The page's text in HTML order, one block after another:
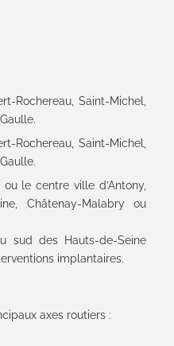
Rochereau, Saint-Michel,
Rochereau, Saint-Michel,
le centre ville d’Antony,
Châtenay-Malabry ou
sud des Hauts-de-Seine
implantaires.
axes routiers :